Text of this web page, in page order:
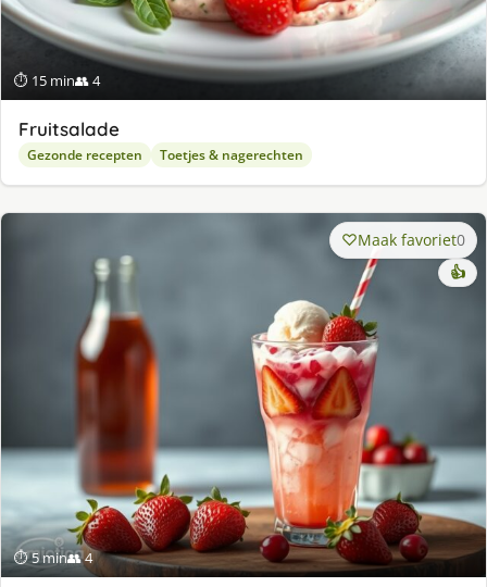
⏱ 15 min👥 4
Fruitsalade
Gezonde recepten Toetjes & nagerechten
⏱ 5 min👥 4
Maak favoriet0
👍